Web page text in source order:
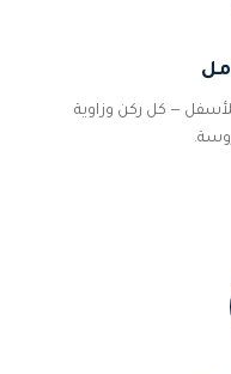
للأسفل — كل ركن وزاوية